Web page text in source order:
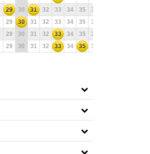
29 30 31 32 33 34 35 36
29 30 31 32 33 34 35 36
29 30 31 32 33 34 35 36
29 30 31 32 33 34 35 36